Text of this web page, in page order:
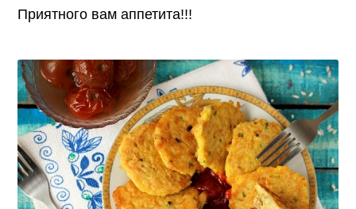
Приятного вам аппетита!!!